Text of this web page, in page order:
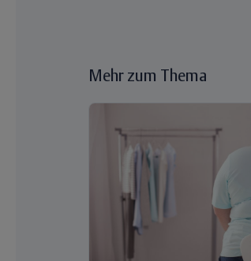
Mehr zum Thema